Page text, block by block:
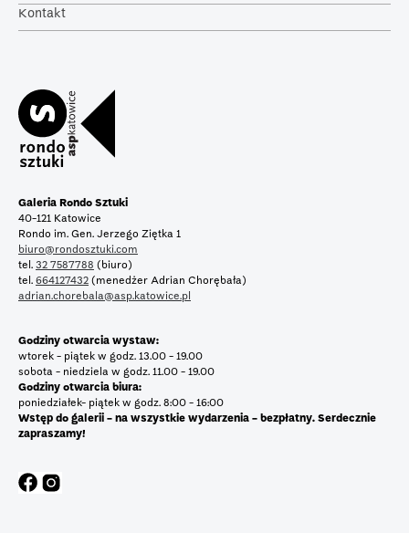
Kontakt
Galeria Rondo Sztuki
40-121 Katowice
Rondo im. Gen. Jerzego Ziętka 1
biuro@rondosztuki.com
tel. 32 7587788 (biuro)
tel. 664127432 (menedżer Adrian Chorębała)
adrian.chorebala@asp.katowice.pl
Godziny otwarcia wystaw:
wtorek - piątek w godz. 13.00 - 19.00
sobota - niedziela w godz. 11.00 - 19.00
Godziny otwarcia biura:
poniedziałek- piątek w godz. 8:00 - 16:00
Wstęp do galerii - na wszystkie wydarzenia - bezpłatny. Serdecznie
zapraszamy!